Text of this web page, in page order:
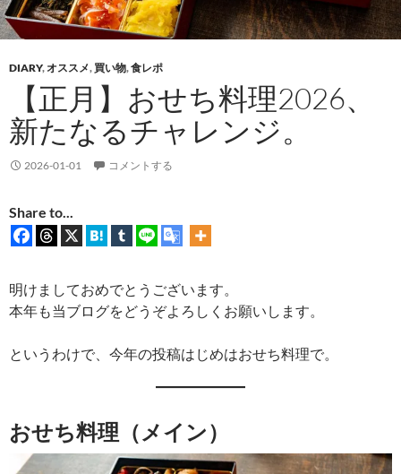
DIARY,オススメ, 買い物,食レポ
【正月】おせち料理2026、
新たなるチャレンジ。
2026-01-01 コメントする
Share to...
明けましておめでとうございます。
本年も当ブログをどうぞよろしくお願いします。
というわけで、今年の投稿はじめはおせち料理で。
おせち料理（メイン）